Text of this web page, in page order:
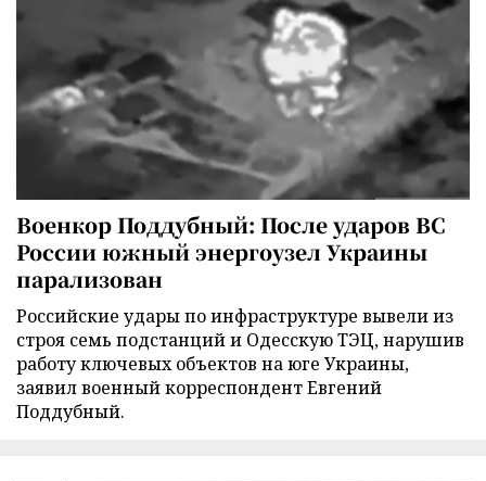
Военкор Поддубный: После ударов ВС
России южный энергоузел Украины
парализован
Российские удары по инфраструктуре вывели из
строя семь подстанций и Одесскую ТЭЦ, нарушив
работу ключевых объектов на юге Украины,
заявил военный корреспондент Евгений
Поддубный.